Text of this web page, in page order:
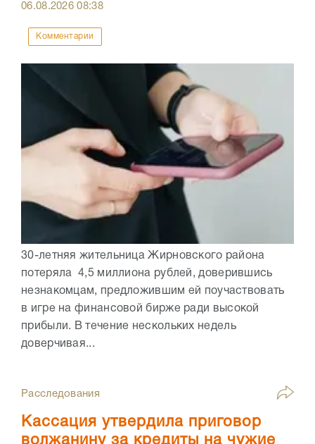
06.08.202608:38
Комментарии
30-летняя жительница Жирновского района
потеряла 4,5 миллиона рублей, доверившись
незнакомцам, предложившим ей поучаствовать
в игре на финансовой бирже ради высокой
прибыли. В течение нескольких недель
доверчивая...
Расследования
Кассация утвердила приговор
волжанину за кредиты на чужие